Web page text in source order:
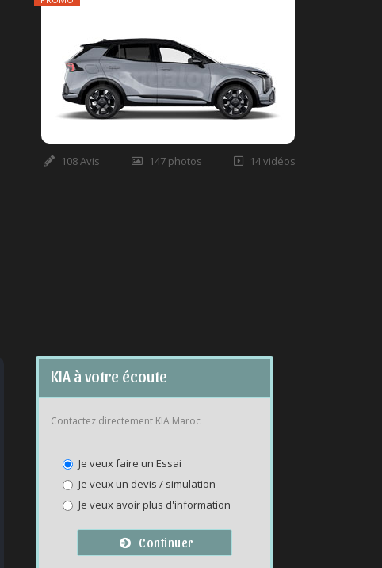
108 Avis 147 photos 14 vidéos
KIA à votre écoute
Contactez directement KIA Maroc
Je veux faire un Essai
Je veux un devis / simulation
Je veux avoir plus d'information
Continuer